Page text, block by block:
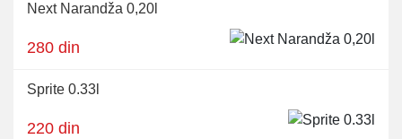
Next Narandža 0,20l
280 din
Sprite 0.33l
220 din